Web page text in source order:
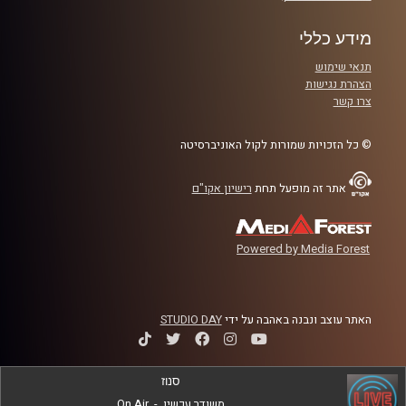
קרדיט תמונות:
מידע כללי
תנאי שימוש
הצהרת נגישות
צרו קשר
© כל הזכויות שמורות לקול האוניברסיטה
אתר זה מופעל תחת רישיון אקו"ם
Powered by Media Forest
האתר עוצב ונבנה באהבה על ידיSTUDIO DAY
סנוז